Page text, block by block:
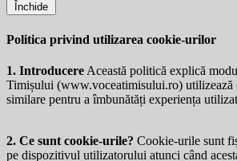
Închide
Politica privind utilizarea cookie-urilor
1. Introducere Această politică explică
Timișului (www.voceatimisului.ro)
similare pentru a îmbunătăți experiența
2. Ce sunt cookie-urile? Cookie-urile sunt
pe dispozitivul utilizatorului atunci când